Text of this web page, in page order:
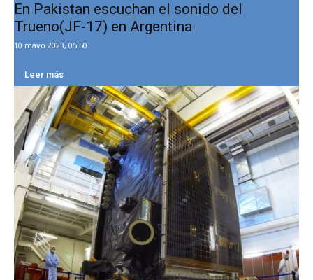
En Pakistan escuchan el sonido del
Trueno(JF-17) en Argentina
10 mayo 2023, 05:50
Leer más